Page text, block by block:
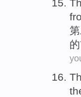
的